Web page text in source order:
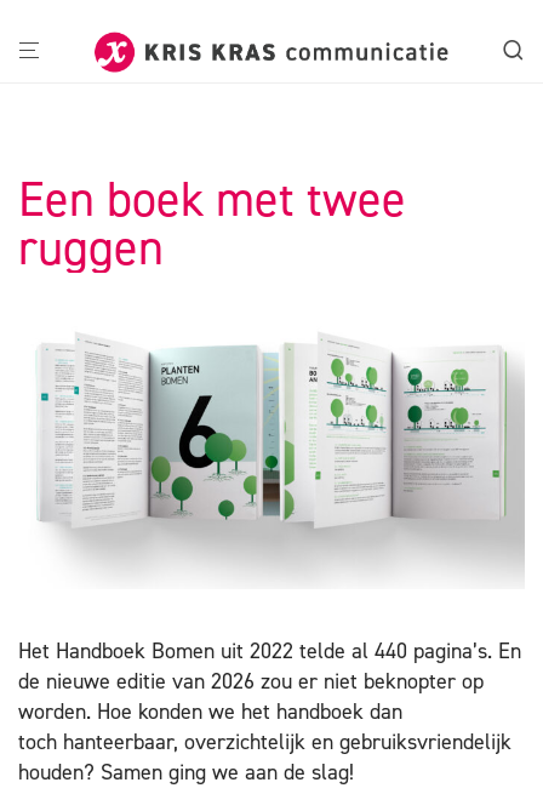
Een boek met twee
ruggen
Het Handboek Bomen uit 2022 telde al 440 pagina’s. En
de nieuwe editie van 2026 zou er niet beknopter op
worden. Hoe konden we het handboek dan
toch hanteerbaar, overzichtelijk en gebruiksvriendelijk
houden? Samen ging we aan de slag!